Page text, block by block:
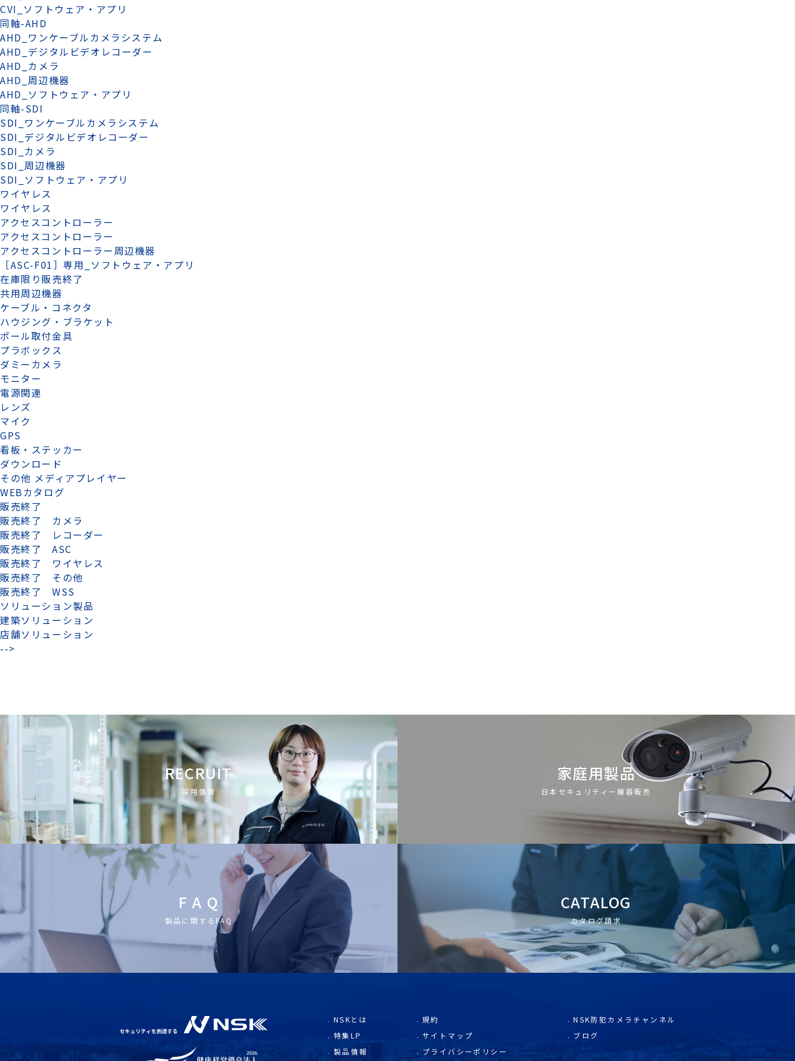
CVI_ソフトウェア・アプリ
同軸-AHD
AHD_ワンケーブルカメラシステム
AHD_デジタルビデオレコーダー
AHD_カメラ
AHD_周辺機器
AHD_ソフトウェア・アプリ
同軸-SDI
SDI_ワンケーブルカメラシステム
SDI_デジタルビデオレコーダー
SDI_カメラ
SDI_周辺機器
SDI_ソフトウェア・アプリ
ワイヤレス
ワイヤレス
アクセスコントローラー
アクセスコントローラー
アクセスコントローラー周辺機器
［ASC-F01］専用_ソフトウェア・アプリ
在庫限り販売終了
共用周辺機器
ケーブル・コネクタ
ハウジング・ブラケット
ポール取付金具
プラボックス
ダミーカメラ
モニター
電源関連
レンズ
マイク
GPS
看板・ステッカー
ダウンロード
その他 メディアプレイヤー
WEBカタログ
販売終了
販売終了 カメラ
販売終了 レコーダー
販売終了 ASC
販売終了 ワイヤレス
販売終了 その他
販売終了 WSS
ソリューション製品
建築ソリューション
店舗ソリューション
-->
RECRUIT
採用情報
家庭用製品
日本セキュリティー機器販売
F A Q
製品に関するFAQ
CATALOG
カタログ請求
NSKとは
特集LP
製品情報
規約
サイトマップ
プライバシーポリシー
NSK防犯カメラチャンネル
ブログ